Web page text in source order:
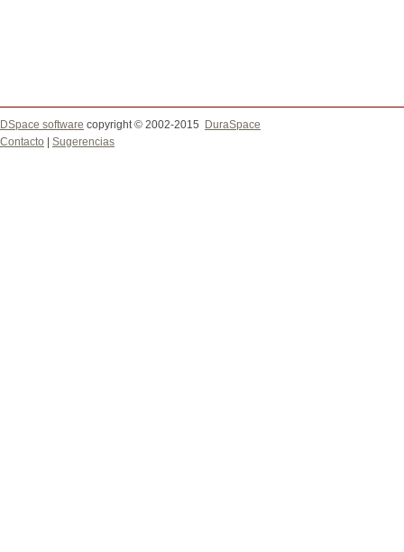
DSpace software copyright © 2002-2015
DuraSpace
Contacto
Sugerencias